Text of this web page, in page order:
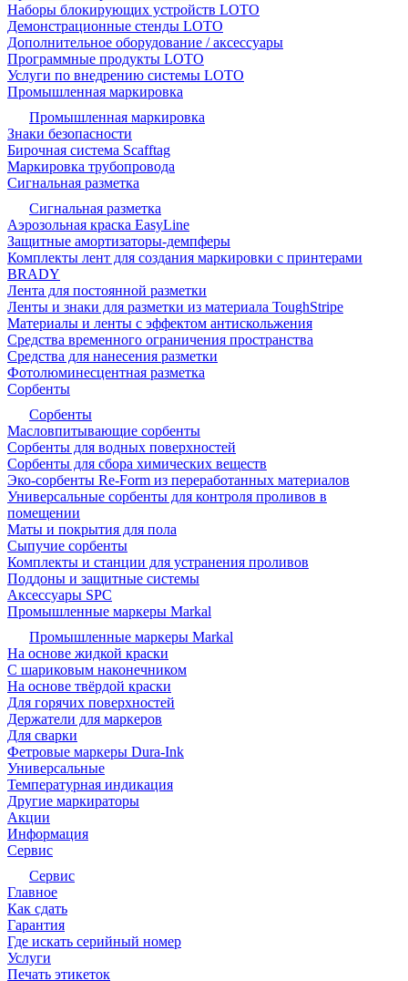
Наборы блокирующих устройств LOTO
Демонстрационные стенды LOTO
Дополнительное оборудование / аксессуары
Программные продукты LOTO
Услуги по внедрению системы LOTO
Промышленная маркировка
Промышленная маркировка
Знаки безопасности
Бирочная система Scafftag
Маркировка трубопровода
Сигнальная разметка
Сигнальная разметка
Аэрозольная краска EasyLine
Защитные амортизаторы-демпферы
Комплекты лент для создания маркировки с принтерами
BRADY
Лента для постоянной разметки
Ленты и знаки для разметки из материала ToughStripe
Материалы и ленты с эффектом антискольжения
Средства временного ограничения пространства
Средства для нанесения разметки
Фотолюминесцентная разметка
Сорбенты
Сорбенты
Масловпитывающие сорбенты
Сорбенты для водных поверхностей
Сорбенты для сбора химических веществ
Эко-сорбенты Re-Form из переработанных материалов
Универсальные сорбенты для контроля проливов в
помещении
Маты и покрытия для пола
Сыпучие сорбенты
Комплекты и станции для устранения проливов
Поддоны и защитные системы
Аксессуары SPC
Промышленные маркеры Markal
Промышленные маркеры Markal
На основе жидкой краски
С шариковым наконечником
На основе твёрдой краски
Для горячих поверхностей
Держатели для маркеров
Для сварки
Фетровые маркеры Dura-Ink
Универсальные
Температурная индикация
Другие маркираторы
Акции
Информация
Сервис
Сервис
Главное
Как сдать
Гарантия
Где искать серийный номер
Услуги
Печать этикеток